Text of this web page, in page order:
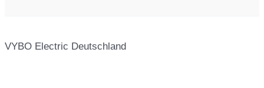
VYBO Electric Deutschland